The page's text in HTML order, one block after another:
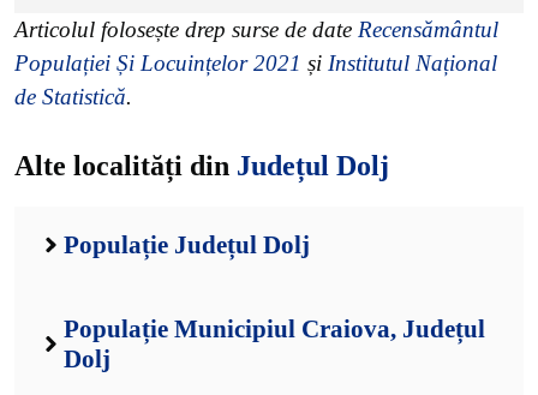
Articolul folosește drep surse de date Recensământul
Populației Și Locuințelor 2021 și Institutul Național
de Statistică.
Alte localități din Județul Dolj
Populație Județul Dolj
Populație Municipiul Craiova, Județul
Dolj